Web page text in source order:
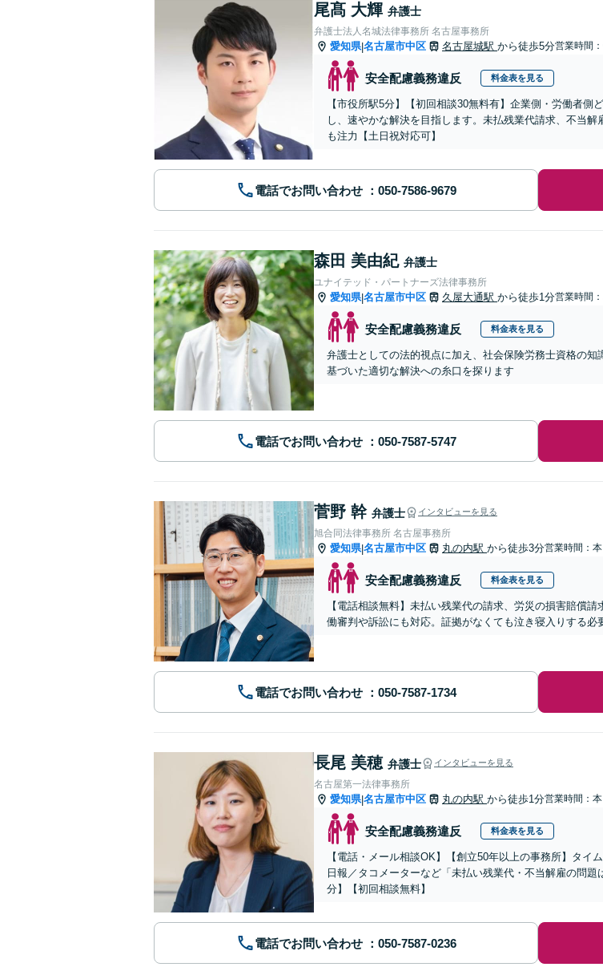
尾髙 大輝 弁護士
弁護士法人名城法律事務所 名古屋事務所
愛知県|名古屋市中区 名古屋城駅 から徒歩5分営業時間
安全配慮義務違反 料金表を見る
【市役所駅5分】【初回相談30無料有】企業側・労働者
し、速やかな解決を目指します。未払残業代請求、不当
も注力【土日祝対応可】
電話でお問い合わせ
森田 美由紀 弁護士
ユナイテッド・パートナーズ法律事務所
愛知県|名古屋市中区 久屋大通駅 から徒歩1分営業時間
安全配慮義務違反 料金表を見る
弁護士としての法的視点に加え、社会保険労務士資格の
基づいた適切な解決への糸口を探ります
電話でお問い合わせ
菅野 幹 弁護士 インタビューを見る
旭合同法律事務所 名古屋事務所
愛知県|名古屋市中区 丸の内駅 から徒歩3分営業時間：
安全配慮義務違反 料金表を見る
【電話相談無料】未払い残業代の請求、労災の損害賠償
働審判や訴訟にも対応。証拠がなくても泣き寝入りする必
電話でお問い合わせ
長尾 美穂 弁護士 インタビューを見る
名古屋第一法律事務所
愛知県|名古屋市中区 丸の内駅 から徒歩1分営業時間：
安全配慮義務違反 料金表を見る
【電話・メール相談OK】【創立50年以上の事務所】タ
日報／タコメーターなど「未払い残業代・不当解雇の問
分】【初回相談無料】
電話でお問い合わせ